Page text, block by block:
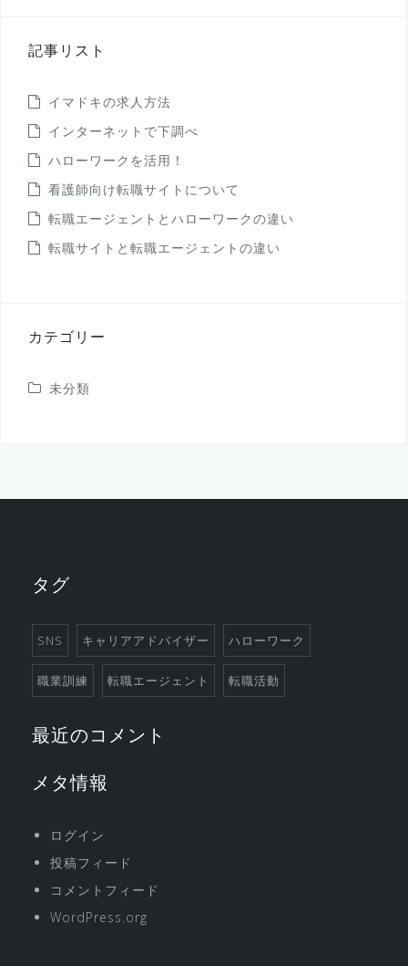
記事リスト
イマドキの求人方法
インターネットで下調べ
ハローワークを活用！
看護師向け転職サイトについて
転職エージェントとハローワークの違い
転職サイトと転職エージェントの違い
カテゴリー
未分類
タグ
SNS キャリアアドバイザー ハローワーク
職業訓練 転職エージェント 転職活動
最近のコメント
メタ情報
ログイン
投稿フィード
コメントフィード
WordPress.org